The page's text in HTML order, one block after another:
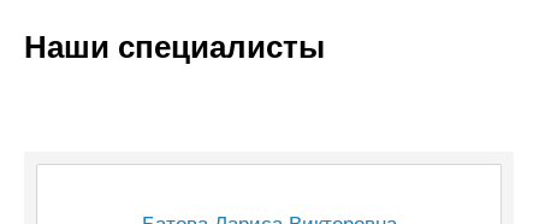
Наши специалисты